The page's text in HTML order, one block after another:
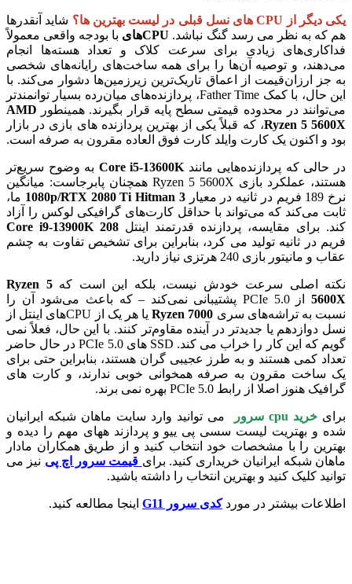
یکی دیگر از CPU های نسل قبلی در لیست بهترین ها؟
شاید آنقدرها
هم که به نظر می رسد گنگ نباشد. CPUهای
با بودجه واقعی معمولاً
فداکاری‌های زیادی برای سرعت کلاک و تعداد هسته‌ها انجام
می‌دهند، و توصیه آن‌ها را برای همه ساخت‌های رایانه‌های شخصی
به جز ارزان‌قیمت از اعماق تاریک‌ترین زیرزمین‌ها دشوار می‌کند. با
این حال، با کمک Father Time، پردازنده‌های میان‌رده بسیار توانمندتر
می‌توانند در محدوده قیمتی سطح پایه قرار بگیرند. همینطور AMD
Ryzen 5 5600X، که قبلاً یکی از بهترین پردازنده های بازی در بازار
بود و اکنون یک کارت وایلد کارت فوق العاده مقرون به صرفه است.
در حالی که پردازنده‌هایی مانند
به وضوح سریع‌تر
هستند، عملکرد بازی Ryzen 5 5600X همچنان پابرجاست: میانگین
نرخ 189 فریم در ثانیه در معیار
1080p/RTX 2080 Ti Hitman 3 ما،
ثابت می‌کند که می‌تواند با حداقل کارت‌های گرافیکی لوکس را آزاد
کند. برای مقایسه، پردازنده قدرتمند اینتل
فریم در ثانیه تولید می کرد، بنابراین برای تشخیص تفاوت به چشم
عقاب و مانیتور بازی 240 هرتزی نیاز دارید.
نکته اصلی سرعت خودش نیست، بلکه این است کهRyzen 5
5600X
از PCIe 5.0 پشتیبانی نمی‌کند – که باعث می‌شود آن را
نسبت به تراشه‌های سری
یا هر یک از CPUهای اینتل از
نسل دوازدهم یا جدیدتر در آینده مقاوم‌تر کنند. با این حال، فعلاً نمی
گویم که این کار را خراب می کند. SSD های PCIe 5.0 در حال حاضر
تعداد کمی هستند و به طرز عجیبی گران هستند، بنابراین حتی برای
یک ساخت مقرون به صرفه همخوانی خوبی ندارند، و کارت های
گرافیک هنوز اصلا از رابط PCIe 5.0 بهره نمی برند.
برای خرید cpu سرور
می توانید وارد سایت ماهان شبکه ایرانیان
شده و بهتریت لیست سسی پی ییو و پردازند ههای مهم را دیده و
بهترین را با مشخصات خود انتخاب کنید و از طریق همکاران مادار
ماهان شبکه ایرانیان خریداری کنید. برای قیمت سرور اچ پی نیز می
توانید کلیک کنید و بهترین انتخاب را داشته باشید.
اطلاعات بیشتر در موردکدی سرور G11 اینجا مطالعه کنید.